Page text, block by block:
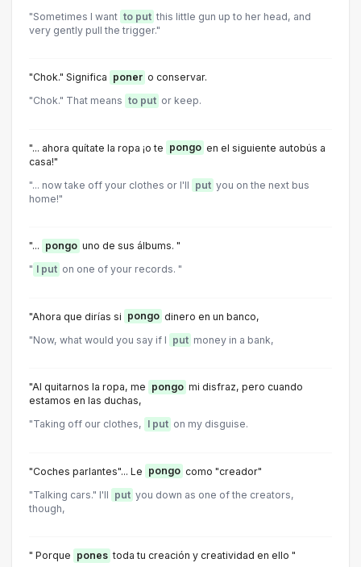
"Sometimes I want to put this little gun up to her head, and
very gently pull the trigger."
"Chok." Significa poner o conservar.
"Chok." That means to put or keep.
"... ahora quítate la ropa ¡o te pongo en el siguiente autobús a
casa!"
"... now take off your clothes or I'll put you on the next bus
home!"
"... pongo uno de sus álbums. "
" I put on one of your records. "
"Ahora que dirías si pongo dinero en un banco,
"Now, what would you say if l put money in a bank,
"Al quitarnos la ropa, me pongo mi disfraz, pero cuando
estamos en las duchas,
"Taking off our clothes, I put on my disguise.
"Coches parlantes"... Le pongo como "creador"
"Talking cars." I'll put you down as one of the creators,
though,
" Porque pones toda tu creación y creatividad en ello "